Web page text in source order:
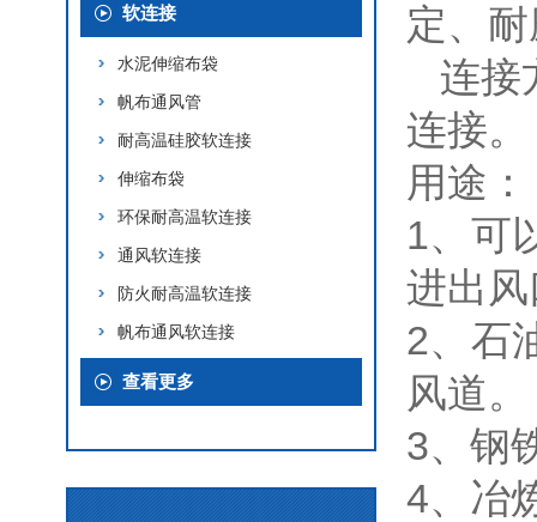
软连接
水泥伸缩布袋
帆布通风管
耐高温硅胶软连接
伸缩布袋
环保耐高温软连接
通风软连接
防火耐高温软连接
帆布通风软连接
查看更多
定、
连接
连接。
用途：
1、可
进出
2、石
风道。
3、钢
4、冶